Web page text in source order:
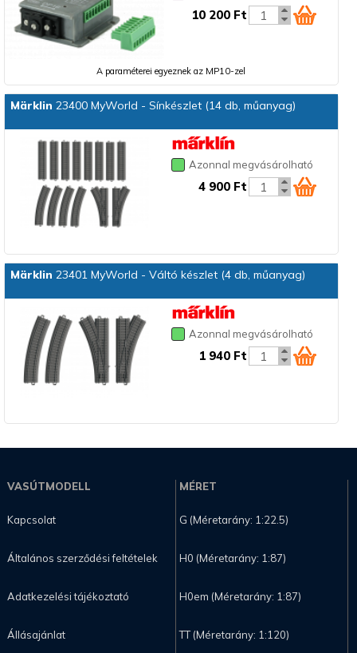
10 200 Ft
A paraméterei egyeznek az MP10-zel
Märklin 23400 MyWorld - Sínkészlet (14 db, műanyag)
Azonnal megvásárolható
4 900 Ft
Märklin 23401 MyWorld - Váltó készlet (4 db, műanyag)
Azonnal megvásárolható
1 940 Ft
VASÚTMODELL
Kapcsolat
Általános szerződési feltételek
Adatkezelési tájékoztató
Állásajánlat
MÉRET
G (Méretarány: 1:22.5)
H0 (Méretarány: 1:87)
H0em (Méretarány: 1:87)
TT (Méretarány: 1:120)